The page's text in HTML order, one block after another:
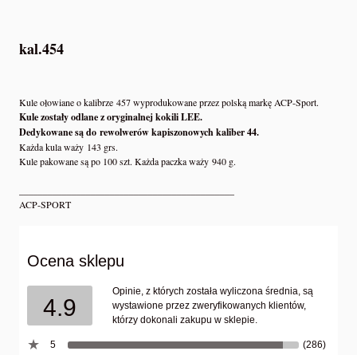
kal.454
Kule ołowiane o kalibrze 457 wyprodukowane przez polską markę ACP-Sport.
Kule zostały odlane z oryginalnej kokili LEE.
Dedykowane są do rewolwerów kapiszonowych kaliber 44.
Każda kula waży 143 grs.
Kule pakowane są po 100 szt. Każda paczka waży 940 g.
ACP-SPORT
Ocena sklepu
4.9
Opinie, z których została wyliczona średnia, są
wystawione przez zweryfikowanych klientów,
którzy dokonali zakupu w sklepie.
5
(286)